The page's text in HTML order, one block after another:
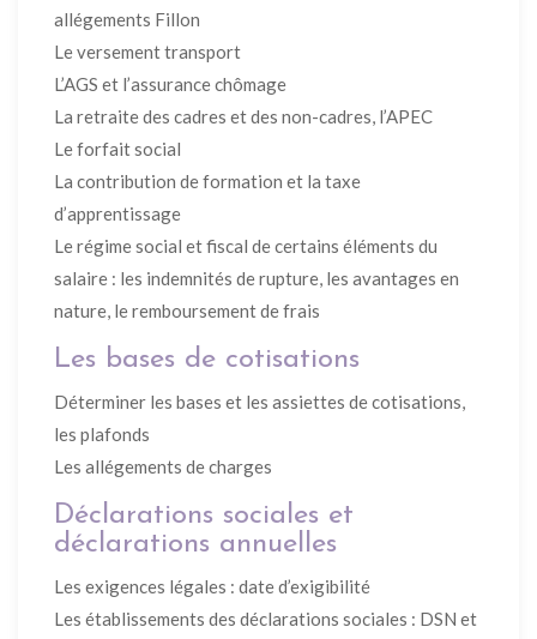
allégements Fillon
Le versement transport
L’AGS et l’assurance chômage
La retraite des cadres et des non-cadres, l’APEC
Le forfait social
La contribution de formation et la taxe
d’apprentissage
Le régime social et fiscal de certains éléments du
salaire : les indemnités de rupture, les avantages en
nature, le remboursement de frais
Les bases de cotisations
Déterminer les bases et les assiettes de cotisations,
les plafonds
Les allégements de charges
Déclarations sociales et
déclarations annuelles
Les exigences légales : date d’exigibilité
Les établissements des déclarations sociales : DSN et